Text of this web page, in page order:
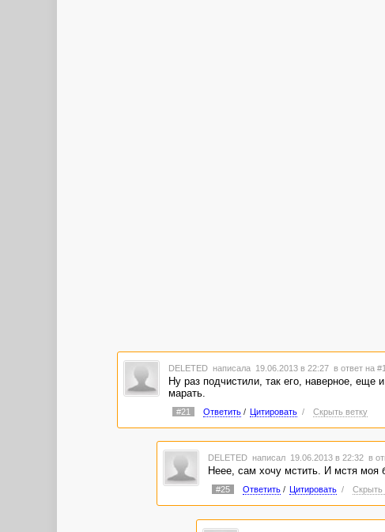
DELETED написала 19.06.2013 в 22:27 в ответ на
Ну раз подчистили, так его, наверное,
марать.
#21 Ответить/ Цитировать / Скрыть ветку
DELETED написал 19.06.2013 в 22:32 в
Неее, сам хочу мстить. И мстя моя
#25 Ответить/ Цитировать / Скрыть